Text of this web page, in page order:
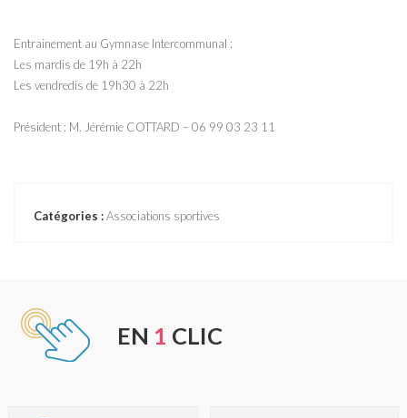
Entrainement au Gymnase Intercommunal :
Les mardis de 19h à 22h
Les vendredis de 19h30 à 22h
Président : M. Jérémie COTTARD – 06 99 03 23 11
Catégories :Associations sportives
EN 1 CLIC